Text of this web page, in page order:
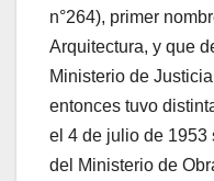
n°264), primer
Arquitectura, y que
Ministerio de
entonces tuvo
el 4 de julio de 1953
del Ministerio de